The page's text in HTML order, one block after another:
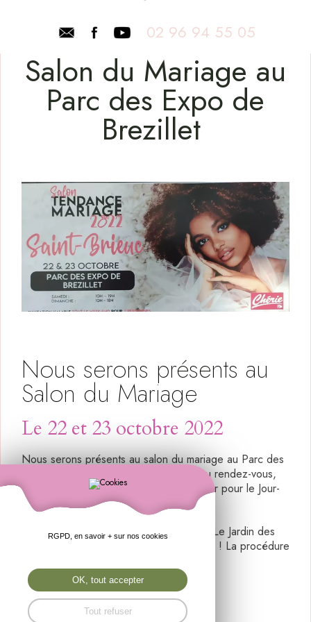
02 96 94 55 05
Salon du Mariage au
Parc des Expo de
Brezillet
Nous serons présents au
Salon du Mariage
Le 22 et 23 octobre 2022
Nous serons présents au salon du mariage au Parc des
Expo à Brezillet le 22 et 23 octobre. Au rendez-vous,
tout un décor iconique pour vous projeter pour le Jour-
J...
Retrouvez un jeu sur notre Facebook : "Le Jardin des
Roses fleuriste", pour gagner des places ! La procédure
Nous avons hâte de vous retrouvez !
RGPD, en savoir + sur nos cookies
OK, tout accepter
Tout refuser